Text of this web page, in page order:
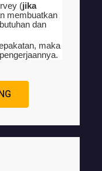
(jika
membuatkan
dan
maka